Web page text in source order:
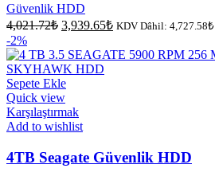
Güvenlik HDD
4,021.72₺ Orijinal
4,021.72₺.
3,939.65₺Şu
fiyat:
KDV Dâhil: 4,727.58₺
-2%
Sepete Ekle
Quick view
Karşılaştırmak
Add to wishlist
4TB Seagate Güvenlik HDD